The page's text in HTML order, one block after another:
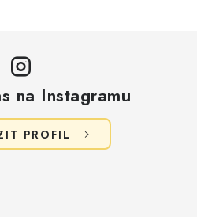
na Instagramu
PROFIL